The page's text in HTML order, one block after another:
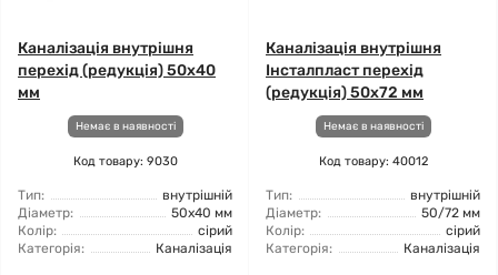
Каналізація внутрішня
перехід (редукція) 50x40
мм
Немає в наявності
Код товару: 9030
Тип:
внутрішній
Діаметр:
50x40 мм
Колір:
сірий
Категорія:
Каналізація
Каналізація внутрішня
Інсталпласт перехід
(редукція) 50x72 мм
Немає в наявності
Код товару: 40012
Тип:
внутрішній
Діаметр:
50/72 мм
Колір:
сірий
Категорія:
Каналізація